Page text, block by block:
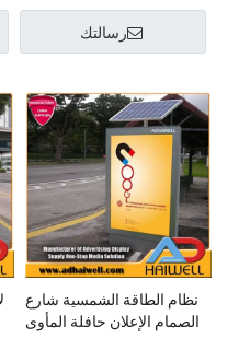
رسالتك
نظام الطاقة الشمسية شارع
الصمام الإعلان حافلة المأوى